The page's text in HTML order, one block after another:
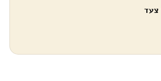
צעד